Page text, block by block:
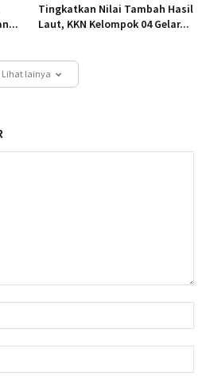
Tingkatkan Nilai Tambah Hasil
Laut, KKN Kelompok 04 Gelar...
Lihat lainya